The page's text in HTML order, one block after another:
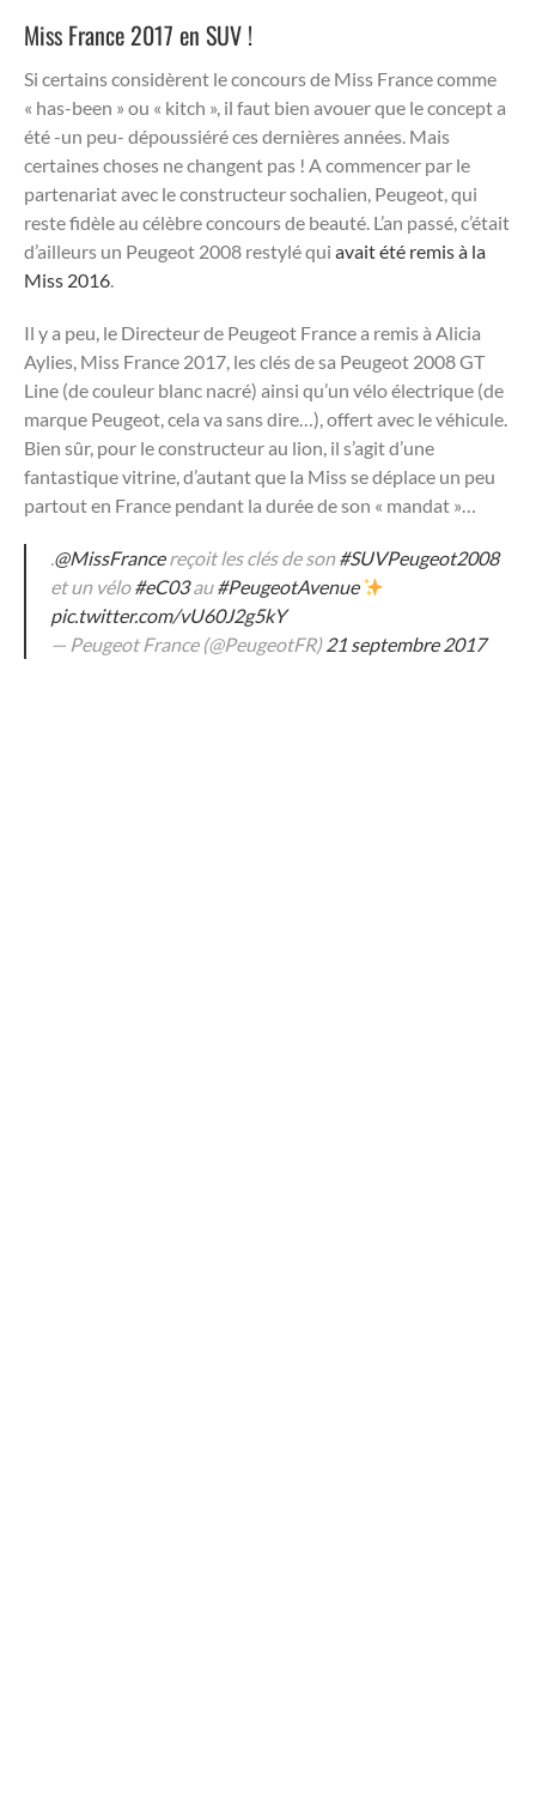
Miss France 2017 en SUV !
Si certains considèrent le concours de Miss France comme
« has-been » ou « kitch », il faut bien avouer que le concept a
été -un peu- dépoussiéré ces dernières années. Mais
certaines choses ne changent pas ! A commencer par le
partenariat avec le constructeur sochalien, Peugeot, qui
reste fidèle au célèbre concours de beauté. L’an passé, c’était
d’ailleurs un Peugeot 2008 restylé qui avait été remis à la
Miss 2016.
Il y a peu, le Directeur de Peugeot France a remis à Alicia
Aylies, Miss France 2017, les clés de sa Peugeot 2008 GT
Line (de couleur blanc nacré) ainsi qu’un vélo électrique (de
marque Peugeot, cela va sans dire…), offert avec le véhicule.
Bien sûr, pour le constructeur au lion, il s’agit d’une
fantastique vitrine, d’autant que la Miss se déplace un peu
partout en France pendant la durée de son « mandat »…
.@MissFrancereçoit les clés de son#SUVPeugeot2008
et un vélo#eC03au#PeugeotAvenue
pic.twitter.com/vU60J2g5kY
— Peugeot France (@PeugeotFR)21 septembre 2017